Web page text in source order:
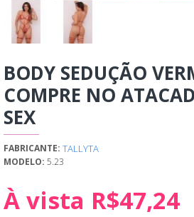
BODY SEDUÇÃO
COMPRE NO
SEX
À vista R$47,24
FABRICANTE: TALLYTA
MODELO: 5.23